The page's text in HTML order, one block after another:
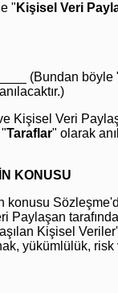
" Kişisel Veri
(Bundan böyle
Kişisel Veri
Taraflar" olarak
KONUSU
konusu
Paylaşan
Kişisel
yükümlülük, risk